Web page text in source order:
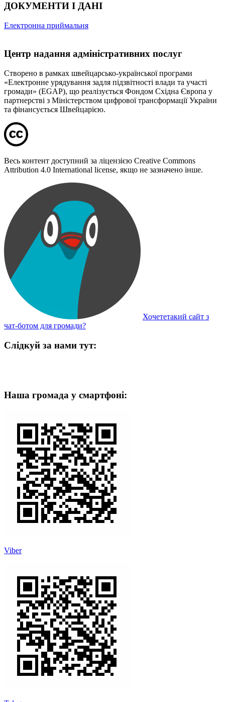
ДОКУМЕНТИ І ДАНІ
Електронна приймальня
Центр надання адміністративних послуг
Створено в рамках швейцарсько-української програми
«Електронне урядування задля підзвітності влади та участі
громади» (EGAP), що реалізується Фондом Східна Європа у
партнерстві з Міністерством цифрової трансформації України
та фінансується Швейцарією.
Весь контент доступний за ліцензією Creative Commons
Attribution 4.0 International license, якщо не зазначено інше.
Хочететакий сайт з
чат-ботом для громади?
Слідкуй за нами тут:
Наша громада у смартфоні:
Viber